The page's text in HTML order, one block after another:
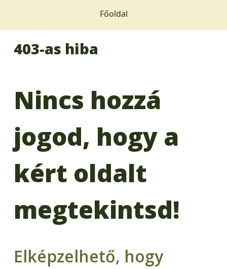
Főoldal
403-as hiba
Nincs hozzá
jogod, hogy a
kért oldalt
megtekintsd!
Elképzelhető, hogy